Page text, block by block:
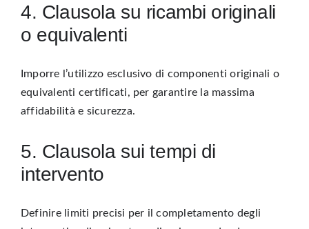
4. Clausola su ricambi originali
o equivalenti
Imporre l’utilizzo esclusivo di componenti originali o
equivalenti certificati, per garantire la massima
affidabilità e sicurezza.
5. Clausola sui tempi di
intervento
Definire limiti precisi per il completamento degli